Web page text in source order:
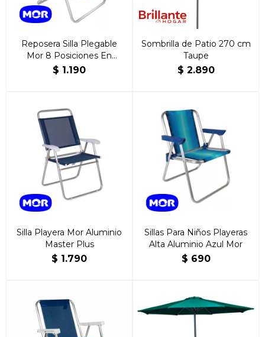
Reposera Silla Plegable
Mor 8 Posiciones En
Aluminio Durable
$ 1.190
Sombrilla de Patio 270 cm
Taupe
$ 2.890
Silla Playera Mor Aluminio
Master Plus
$ 1.790
Sillas Para Niños Playeras
Alta Aluminio Azul Mor
$ 690